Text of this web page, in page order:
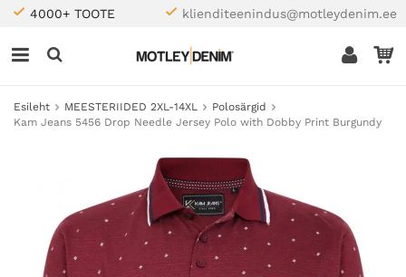
4000+ TOOTE klienditeenindus@motleydenim.ee
Esileht MEESTERIIDED 2XL-14XL
Polosärgid
Kam Jeans 5456 Drop Needle Jersey Polo with Dobby Print Burgundy